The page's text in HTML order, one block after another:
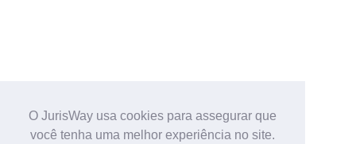
O JurisWay usa cookies para assegurar que
você tenha uma melhor experiência no site.